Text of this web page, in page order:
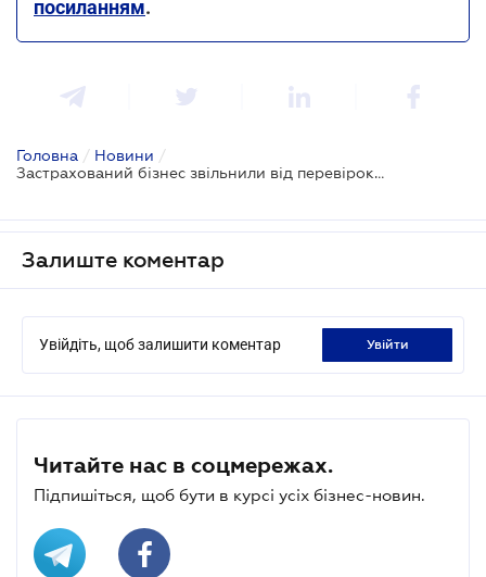
посиланням.
Головна / Новини /
Застрахований бізнес звільнили від перевірок ДСНС: Закон прийнято
Залиште коментар
Увійдіть, щоб залишити коментар увійти
Читайте нас в соцмережах.
Підпишіться, щоб бути в курсі усіх бізнес-новин.